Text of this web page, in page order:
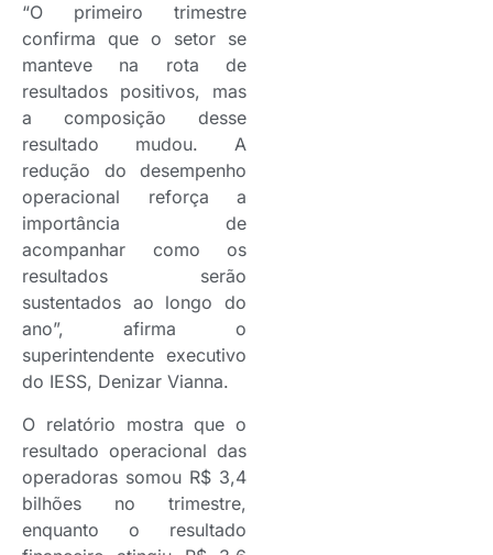
“O primeiro trimestre
confirma que o setor se
manteve na rota de
resultados positivos, mas
a composição desse
resultado mudou. A
redução do desempenho
operacional reforça a
importância de
acompanhar como os
resultados serão
sustentados ao longo do
ano”, afirma o
superintendente executivo
do IESS, Denizar Vianna.
O relatório mostra que o
resultado operacional das
operadoras somou R$ 3,4
bilhões no trimestre,
enquanto o resultado